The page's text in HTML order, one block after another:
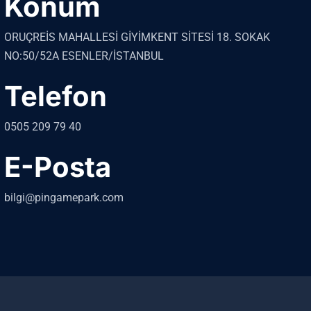
ORUÇREİS MAHALLESİ GİYİMKENT SİTESİ 18. SOKAK
NO:50/52A ESENLER/İSTANBUL
Telefon
0505 209 79 40
E-Posta
bilgi@pingamepark.com